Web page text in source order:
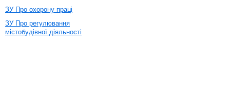
ЗУ Про охорону праці
ЗУ Про регулювання
містобудівної діяльності